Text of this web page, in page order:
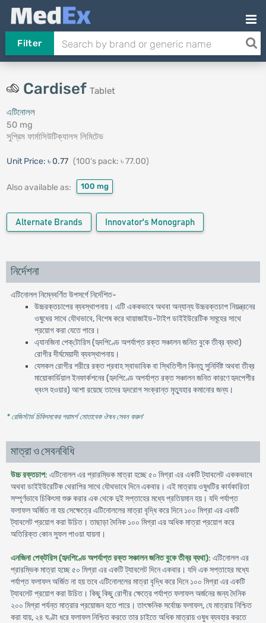
Filter
Cardisef Tablet
এটিনোলল
50 mg
সুপ্রিম ফার্মাসিউটিক্যালস লিমিটেড
Unit Price: ৳ 0.77 (100's pack: ৳ 77.00)
Also available as: 100 mg
Alternate Brands Innovator's Monograph
নির্দেশনা
এটিনোলল নিম্নেবর্ণিত উপসর্গে নির্দেশিত-
উচ্চরক্তচাপের ব্যবস্থাপনায়। এটি এককভাবে অথবা অন্যান্য উচ্চরক্তচাপ নিয়ন্ত্রনের
ওষুধের সাথে যৌথভাবে, বিশেষ করে থায়াজাইড-টাইপ ডাইইউরেটিক সমূহের সাথে
প্রয়ােগ করা যেতে পারে।
এ্যানজিনা পেক্‌টোরিস (হৃদপিণ্ডে অপর্যাপ্ত রক্ত সঞ্চালন জনিত বুকে তীব্র ব্যথা)
রােগীর দীর্ঘমেয়াদী ব্যবস্থাপনায়।
যেসকল রােগীর শরীরে রক্ত প্রবাহ স্বাভাবিক বা স্থিতিশীল কিন্তু সুনির্দিষ্ট অথবা তীব্র
মায়ােকার্ডিয়াল ইনফার্কশনের (হৃদপিণ্ডে অপর্যাপ্ত রক্ত সঞ্চালন জনিত কারণে হৃদপেশীর
ধ্বংস হওয়ার) আশা রয়েছে তাদের হৃদরােগ সংক্রান্ত মৃত্যুহার কমানাের জন্য।
* রেজিস্টার্ড চিকিৎসকের পরামর্শ মোতাবেক ঔষধ সেবন করুন'
মাত্রা ও সেবনবিধি
উচ্চ রক্তচাপ: এটিনোলল এর প্রারম্ভিক মাত্রা হচ্ছে ৫০ মিগ্রা এর একটি ট্যাবলেট এককভাবে
অথবা ডাইইউরেটিক থেরাপির সাথে যৌথভাবে দিনে একবার। এই মাত্রায় ওষুধটির কার্যকারিতা
সম্পূর্ণভাবে চিকিৎসা শুরু করার এক থেকে দুই সপ্তাহের মধ্যে প্রতিয়মান হয়। যদি পর্যাপ্ত
ফলাফল অর্জিত না হয় সেক্ষেত্রে এটিনোললের মাত্রা বৃদ্ধি করে দিনে ১০০ মিগ্রা এর একটি
ট্যাবলেট প্রয়ােগ করা উচিত। তাছাড়া দৈনিক ১০০ মিগ্রা এর অধিক মাত্রা প্রয়ােগ করে
অতিরিক্ত কোন সুফল পাওয়া যায়না।
এনজিনা পেক্‌টরিস (হৃদপিণ্ডে অপর্যাপ্ত রক্ত সঞ্চালন জনিত বুকে তীব্র ব্যথা): এটিনোলল এর
প্রারম্ভিক মাত্রা হচ্ছে ৫০ মিগ্রা এর একটি ট্যাবলেট দিনে একবার। যদি এক সপ্তাহের মধ্যে
পর্যাপ্ত ফলাফল অর্জিত না হয় তবে এটিনোললের মাত্রা বৃদ্ধি করে দিনে ১০০ মিগ্রা এর একটি
ট্যাবলেট প্রয়ােগ করা উচিত। কিছু কিছু রােগীর ক্ষেত্রে পর্যাপ্ত ফলাফল অর্জনের জন্য দৈনিক
২০০ মিগ্রা পর্যন্ত মাত্রার প্রয়ােজন হতে পারে। তাৎক্ষনিক সর্বোচ্চ ফলাফল, যে মাত্রায় নিশ্চিত
করা যায়, ২৪ ঘণ্টা ধরে ফলাফল নিশ্চিত করতে তার চাইতে অধিক মাত্রায় ওষুধ ব্যবহার করতে